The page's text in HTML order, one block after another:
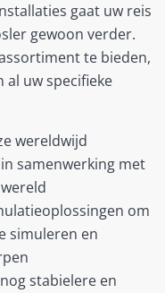
gaat uw reis
gewoon verder.
te bieden,
al uw specifieke
wereldwijd
samenwerking met
om
simuleren en
stabielere en